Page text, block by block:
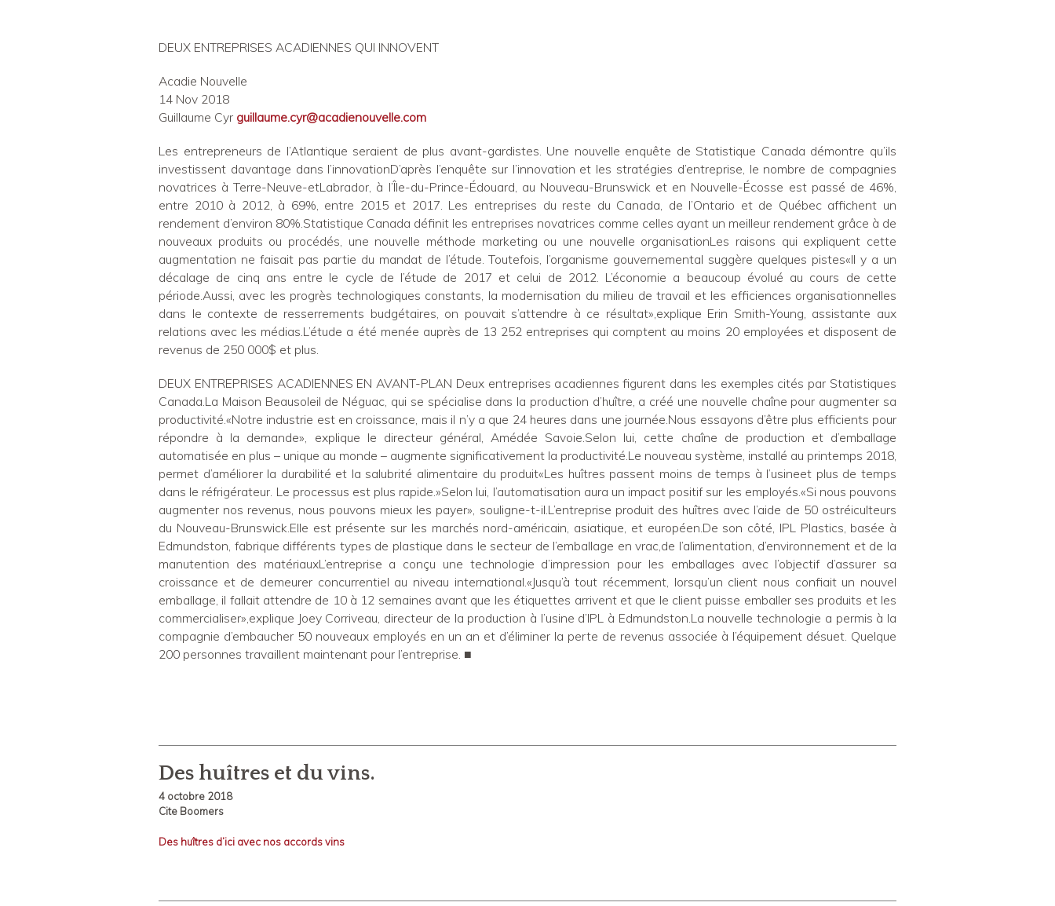
DEUX ENTREPRISES ACADIENNES QUI INNOVENT
Acadie Nouvelle
14 Nov 2018
Guillaume Cyr guillaume.cyr@acadienouvelle.com
Les entrepreneurs de l’Atlantique seraient de plus avant-gardistes. Une nouvelle enquête de Statistique Canada démontre qu’ils
investissent davantage dans l’innovationD’après l’enquête sur l’innovation et les stratégies d’entreprise, le nombre de compagnies
novatrices à Terre-Neuve-etLabrador, à l’Île-du-Prince-Édouard, au Nouveau-Brunswick et en Nouvelle-Écosse est passé de 46%,
entre 2010 à 2012, à 69%, entre 2015 et 2017. Les entreprises du reste du Canada, de l’Ontario et de Québec affichent un
rendement d’environ 80%.Statistique Canada définit les entreprises novatrices comme celles ayant un meilleur rendement grâce à de
nouveaux produits ou procédés, une nouvelle méthode marketing ou une nouvelle organisationLes raisons qui expliquent cette
augmentation ne faisait pas partie du mandat de l’étude. Toutefois, l’organisme gouvernemental suggère quelques pistes«Il y a un
décalage de cinq ans entre le cycle de l’étude de 2017 et celui de 2012. L’économie a beaucoup évolué au cours de cette
période.Aussi, avec les progrès technologiques constants, la modernisation du milieu de travail et les efficiences organisationnelles
dans le contexte de resserrements budgétaires, on pouvait s’attendre à ce résultat»,explique Erin Smith-Young, assistante aux
relations avec les médias.L’étude a été menée auprès de 13 252 entreprises qui comptent au moins 20 employées et disposent de
revenus de 250 000$ et plus.
DEUX ENTREPRISES ACADIENNES EN AVANT-PLAN Deux entreprises acadiennes figurent dans les exemples cités par Statistiques
Canada.La Maison Beausoleil de Néguac, qui se spécialise dans la production d’huître, a créé une nouvelle chaîne pour augmenter sa
productivité.«Notre industrie est en croissance, mais il n’y a que 24 heures dans une journée.Nous essayons d’être plus efficients pour
répondre à la demande», explique le directeur général, Amédée Savoie.Selon lui, cette chaîne de production et d’emballage
automatisée en plus – unique au monde – augmente significativement la productivité.Le nouveau système, installé au printemps 2018,
permet d’améliorer la durabilité et la salubrité alimentaire du produit«Les huîtres passent moins de temps à l’usineet plus de temps
dans le réfrigérateur. Le processus est plus rapide.»Selon lui, l’automatisation aura un impact positif sur les employés.«Si nous pouvons
augmenter nos revenus, nous pouvons mieux les payer», souligne-t-il.L’entreprise produit des huîtres avec l’aide de 50 ostréiculteurs
du Nouveau-Brunswick.Elle est présente sur les marchés nord-américain, asiatique, et européen.De son côté, IPL Plastics, basée à
Edmundston, fabrique différents types de plastique dans le secteur de l’emballage en vrac,de l’alimentation, d’environnement et de la
manutention des matériauxL’entreprise a conçu une technologie d’impression pour les emballages avec l’objectif d’assurer sa
croissance et de demeurer concurrentiel au niveau international.«Jusqu’à tout récemment, lorsqu’un client nous confiait un nouvel
emballage, il fallait attendre de 10 à 12 semaines avant que les étiquettes arrivent et que le client puisse emballer ses produits et les
commercialiser»,explique Joey Corriveau, directeur de la production à l’usine d’IPL à Edmundston.La nouvelle technologie a permis à la
compagnie d’embaucher 50 nouveaux employés en un an et d’éliminer la perte de revenus associée à l’équipement désuet. Quelque
200 personnes travaillent maintenant pour l’entreprise. ■
Des huîtres et du vins.
4 octobre 2018
Cite Boomers
Des huîtres d’ici avec nos accords vins